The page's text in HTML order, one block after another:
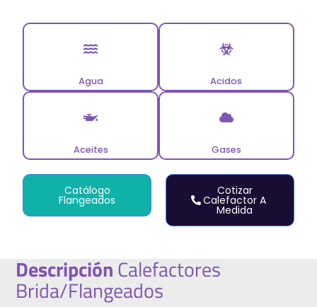
Agua
Aceites
Acidos
Gases
Catálogo
Flangeados
Cotizar
Calefactor A
Medida
DescripciónCalefactores
Brida/Flangeados